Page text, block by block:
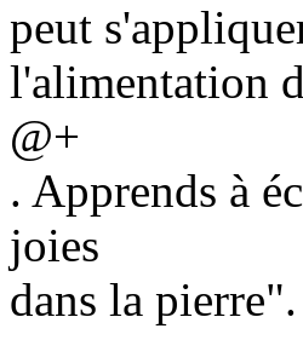
peut
l'alimentation
@+
. Apprends à
joies
dans la pierre".